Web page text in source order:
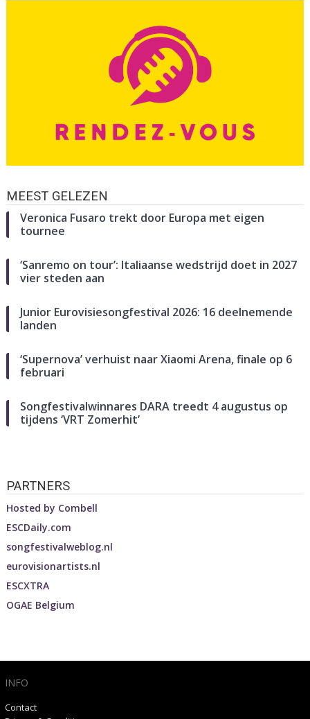
MEEST GELEZEN
Veronica Fusaro trekt door Europa met eigen
tournee
‘Sanremo on tour’: Italiaanse wedstrijd doet in 2027
vier steden aan
Junior Eurovisiesongfestival 2026: 16 deelnemende
landen
‘Supernova’ verhuist naar Xiaomi Arena, finale op 6
februari
Songfestivalwinnares DARA treedt 4 augustus op
tijdens ‘VRT Zomerhit’
PARTNERS
Hosted by Combell
ESCDaily.com
songfestivalweblog.nl
eurovisionartists.nl
ESCXTRA
OGAE Belgium
INFO
Contact